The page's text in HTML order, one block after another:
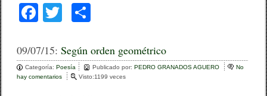
F
c
e
tt
er
m
p
09/07/15:Según orden geométrico
Categoría:Poesía Publicado por:PEDRO GRANADOS AGUERO
No
hay comentarios
Visto:1199 veces